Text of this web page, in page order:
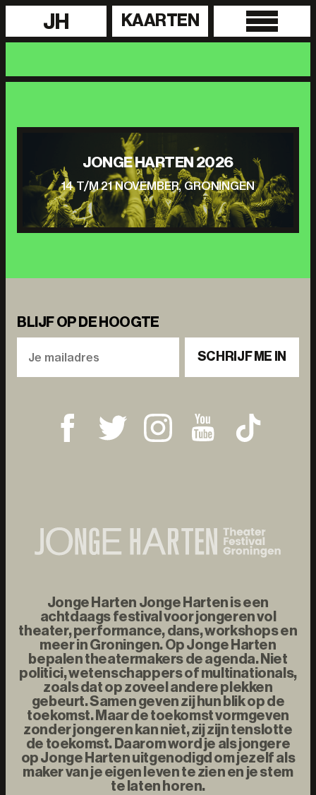
JH KAARTEN
JONGE HARTEN 2026
14 T/M 21 NOVEMBER, GRONINGEN
BLIJF OP DE HOOGTE
SCHRIJF ME IN
Jonge Harten Jonge Harten is een
achtdaags festival voor jongeren vol
theater, performance, dans, workshops en
meer in Groningen. Op Jonge Harten
bepalen theatermakers de agenda. Niet
politici, wetenschappers of multinationals,
zoals dat op zoveel andere plekken
gebeurt. Samen geven zij hun blik op de
toekomst. Maar de toekomst vormgeven
zonder jongeren kan niet, zij zijn tenslotte
de toekomst. Daarom word je als jongere
op Jonge Harten uitgenodigd om jezelf als
maker van je eigen leven te zien en je stem
te laten horen.